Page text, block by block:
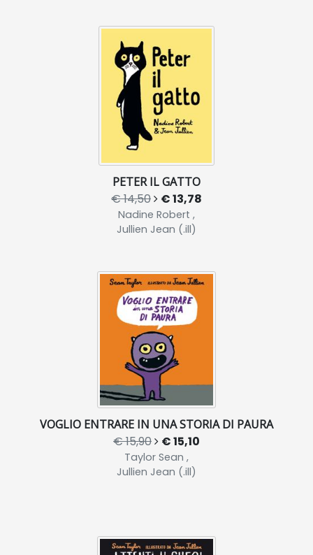
PETER IL GATTO
€ 14,50 € 13,78
Nadine Robert ,
Jullien Jean (.ill)
VOGLIO ENTRARE IN UNA STORIA DI PAURA
€ 15,90 € 15,10
Taylor Sean ,
Jullien Jean (.ill)